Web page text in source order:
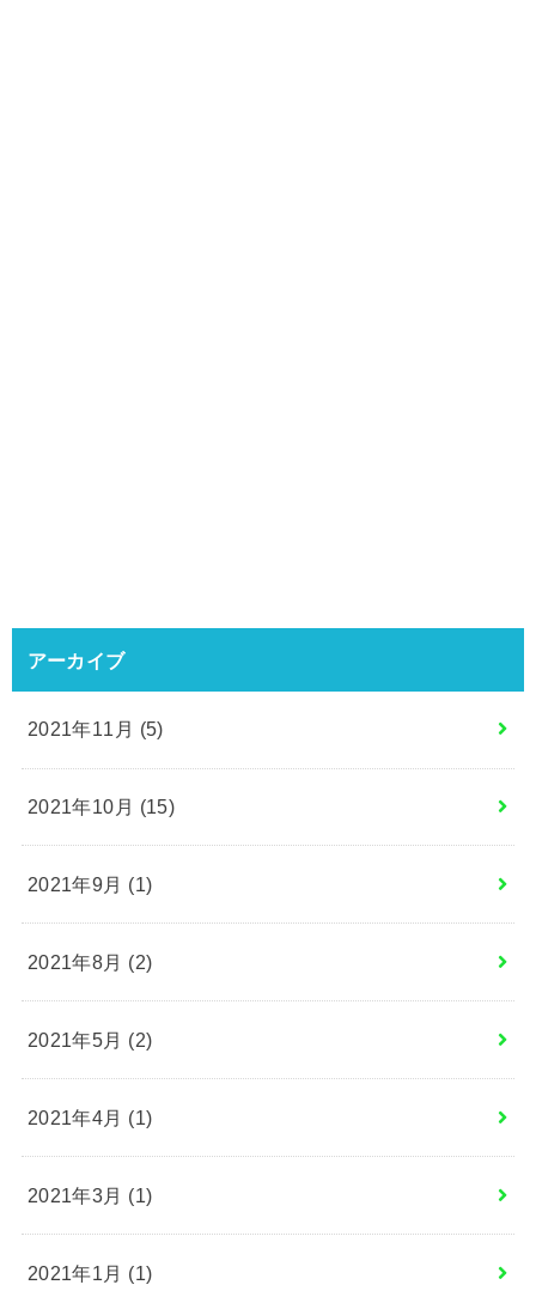
アーカイブ
2021年11月 (5)
2021年10月 (15)
2021年9月 (1)
2021年8月 (2)
2021年5月 (2)
2021年4月 (1)
2021年3月 (1)
2021年1月 (1)